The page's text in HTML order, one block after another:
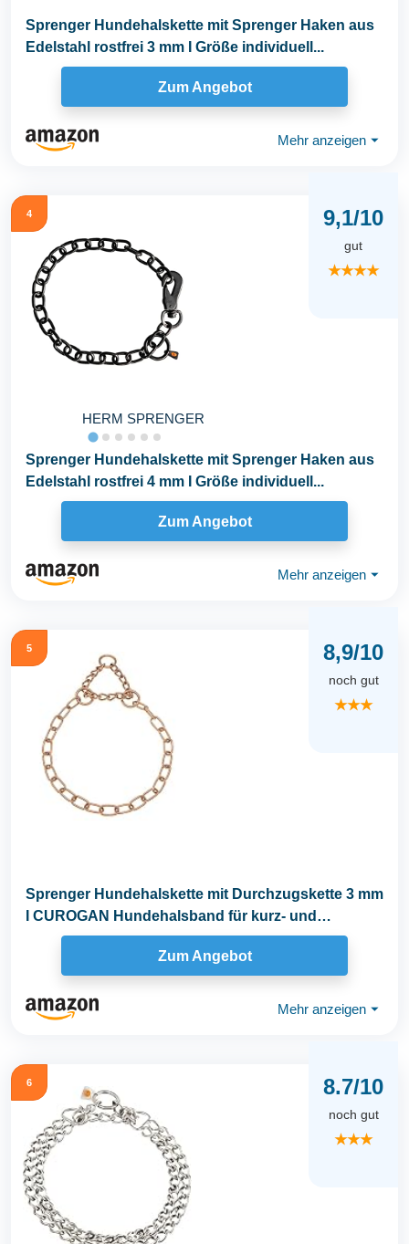
Sprenger Hundehalskette mit Sprenger Haken aus
Edelstahl rostfrei 3 mm I Größe individuell...
Zum Angebot
Mehr anzeigen ⏷
4
HERM SPRENGER
9,1/10
gut
★★★★
Sprenger Hundehalskette mit Sprenger Haken aus
Edelstahl rostfrei 4 mm I Größe individuell...
Zum Angebot
Mehr anzeigen ⏷
5 8,9/10
noch gut
★★★
Sprenger Hundehalskette mit Durchzugskette 3 mm
I CUROGAN Hundehalsband für kurz- und
langhaar...
Zum Angebot
Mehr anzeigen ⏷
6 8.7/10
noch gut
★★★